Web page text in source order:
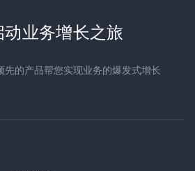
动业务增长之旅
先的产品帮您实现业务的爆发式增长